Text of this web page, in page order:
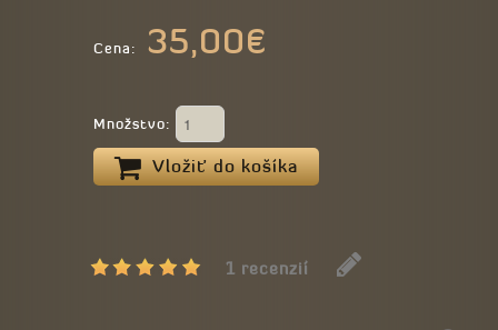
Cena: 35,00€
Množstvo:
Vložiť do košíka
1 recenzií